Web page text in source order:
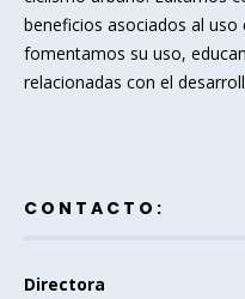
beneficios asociados al
fomentamos su uso,
relacionadas con el
CONTACTO:
Directora